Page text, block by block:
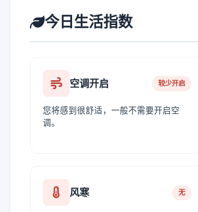
今日生活指数
空调开启 较少开启
您将感到很舒适，一般不需要开启空
调。
风寒 无